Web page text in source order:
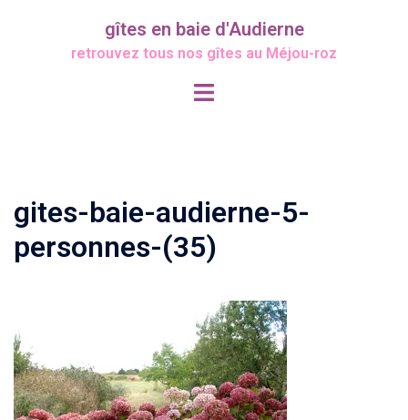
gîtes en baie d'Audierne
retrouvez tous nos gîtes au Méjou-roz
Ouvrir/fermer
gites-baie-audierne-5-
personnes-(35)